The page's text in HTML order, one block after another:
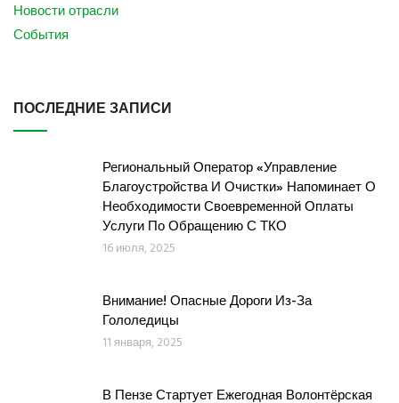
Новости отрасли
События
ПОСЛЕДНИЕ ЗАПИСИ
Региональный Оператор «Управление
Благоустройства И Очистки» Напоминает О
Необходимости Своевременной Оплаты
Услуги По Обращению С ТКО
16 июля, 2025
Внимание! Опасные Дороги Из-За
Гололедицы
11 января, 2025
В Пензе Стартует Ежегодная Волонтёрская